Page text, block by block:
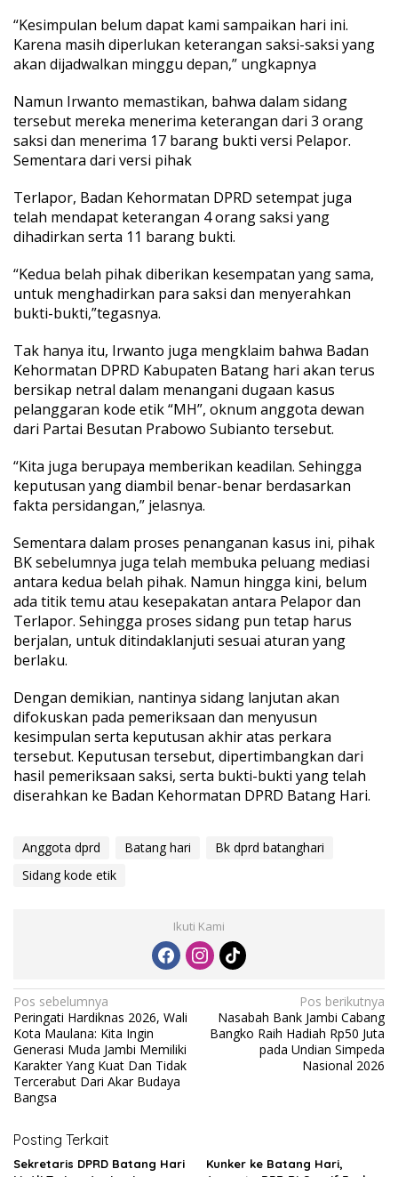
n
g
a
D
e
n
r
k
a
K
e
t
a
n
g
a
n
S
k
s
i
“Kesimpulan belum dapat kami sampaikan hari ini.
Karena masih diperlukan keterangan saksi-saksi yang
akan dijadwalkan minggu depan,” ungkapnya
Namun Irwanto memastikan, bahwa dalam sidang
tersebut mereka menerima keterangan dari 3 orang
saksi dan menerima 17 barang bukti versi Pelapor.
Sementara dari versi pihak
Terlapor, Badan Kehormatan DPRD setempat juga
telah mendapat keterangan 4 orang saksi yang
dihadirkan serta 11 barang bukti.
“Kedua belah pihak diberikan kesempatan yang sama,
untuk menghadirkan para saksi dan menyerahkan
bukti-bukti,”tegasnya.
Tak hanya itu, Irwanto juga mengklaim bahwa Badan
Kehormatan DPRD Kabupaten Batang hari akan terus
bersikap netral dalam menangani dugaan kasus
pelanggaran kode etik “MH”, oknum anggota dewan
dari Partai Besutan Prabowo Subianto tersebut.
“Kita juga berupaya memberikan keadilan. Sehingga
keputusan yang diambil benar-benar berdasarkan
fakta persidangan,” jelasnya.
Sementara dalam proses penanganan kasus ini, pihak
BK sebelumnya juga telah membuka peluang mediasi
antara kedua belah pihak. Namun hingga kini, belum
ada titik temu atau kesepakatan antara Pelapor dan
Terlapor. Sehingga proses sidang pun tetap harus
berjalan, untuk ditindaklanjuti sesuai aturan yang
berlaku.
Dengan demikian, nantinya sidang lanjutan akan
difokuskan pada pemeriksaan dan menyusun
kesimpulan serta keputusan akhir atas perkara
tersebut. Keputusan tersebut, dipertimbangkan dari
hasil pemeriksaan saksi, serta bukti-bukti yang telah
diserahkan ke Badan Kehormatan DPRD Batang Hari.
Anggota dprd Batang hari
Bk dprd batanghari
Sidang kode etik
Ikuti Kami
N
a
v
i
g
a
s
Pos sebelumnya
Peringati Hardiknas 2026, Wali
Kota Maulana: Kita Ingin
Generasi Muda Jambi Memiliki
Karakter Yang Kuat Dan Tidak
Tercerabut Dari Akar Budaya
Bangsa
Pos berikutnya
Nasabah Bank Jambi Cabang
Bangko Raih Hadiah Rp50 Juta
pada Undian Simpeda
Nasional 2026
Posting Terkait
Sekretaris DPRD Batang Hari
Kunker ke Batang Hari,